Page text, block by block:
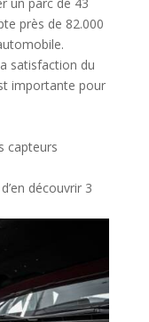
près de 82.000
satisfaction du
importante pour
capteurs
découvrir 3